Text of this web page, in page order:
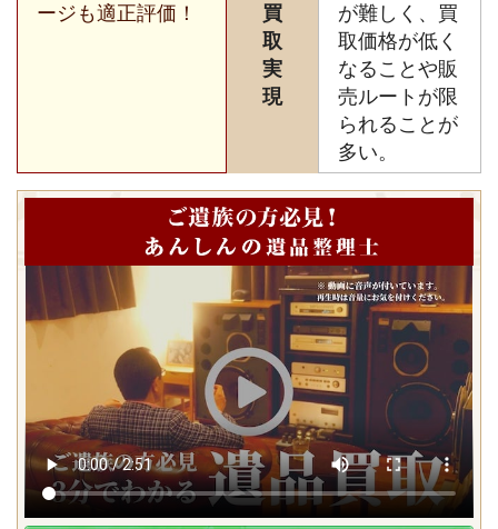
ージも適正評価！
買
取
実
現
が難しく、買
取価格が低く
なることや販
売ルートが限
られることが
多い。